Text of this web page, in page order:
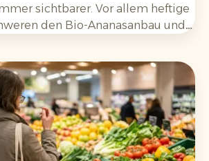
sichtbarer. Vor allem heftige
den Bio-Ananasanbau und